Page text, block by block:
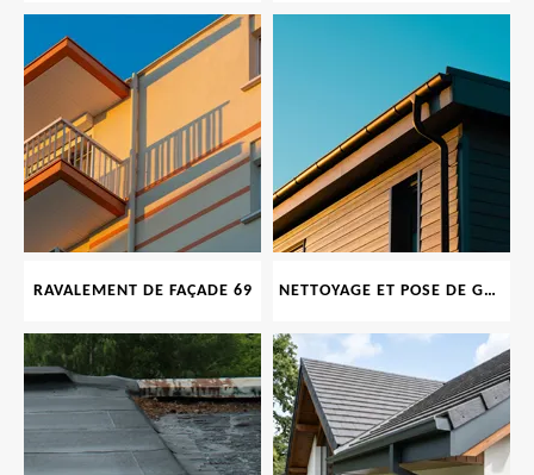
RAVALEMENT DE FAÇADE 69 NETTOYAGE ET POSE DE GOUTTIÈRE 69